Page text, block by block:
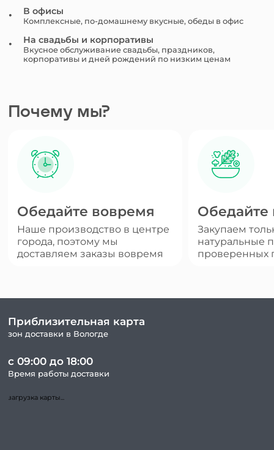
В офисы
Комплексные, по-домашнему вкусные, обеды в офис
На свадьбы и корпоративы
Вкусное обслуживание свадьбы, праздников,
корпоративы и дней рождений по низким ценам
Почему мы?
Обедайте вовремя
Наше производство в центре
города, поэтому мы
доставляем заказы вовремя
Обедайте
Закупаем
натуральные
проверенных
Приблизительная карта
зон доставки в Вологде
с 09:00 до 18:00
Время работы доставки
загрузка карты...